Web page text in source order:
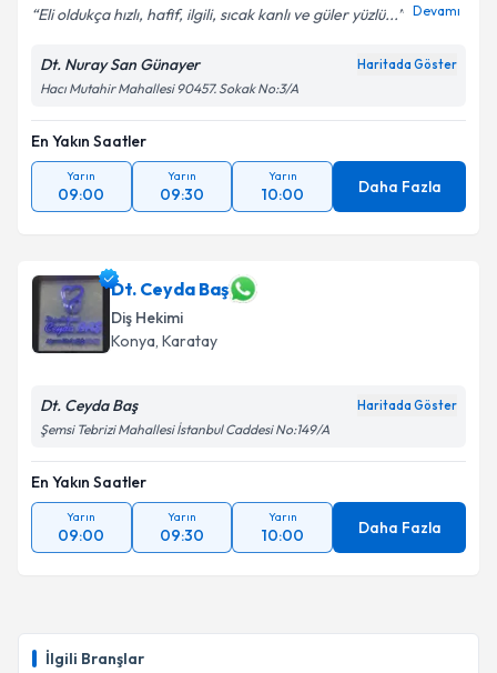
İlgili Branşlar
Eli oldukça hızlı, hafif, ilgili, sıcak kanlı ve güler yüzlü... Devamı
Dt. Nuray San Günayer Haritada Göster
Hacı Mutahir Mahallesi 90457. Sokak No:3/A
En Yakın Saatler
Yarın
09:00
Yarın
09:30
Yarın
10:00 Daha Fazla
Dt. Ceyda Baş
Diş Hekimi
Konya, Karatay
Dt. Ceyda Baş Haritada Göster
Şemsi Tebrizi Mahallesi İstanbul Caddesi No:149/A
En Yakın Saatler
Yarın
09:00
Yarın
09:30
Yarın
10:00 Daha Fazla